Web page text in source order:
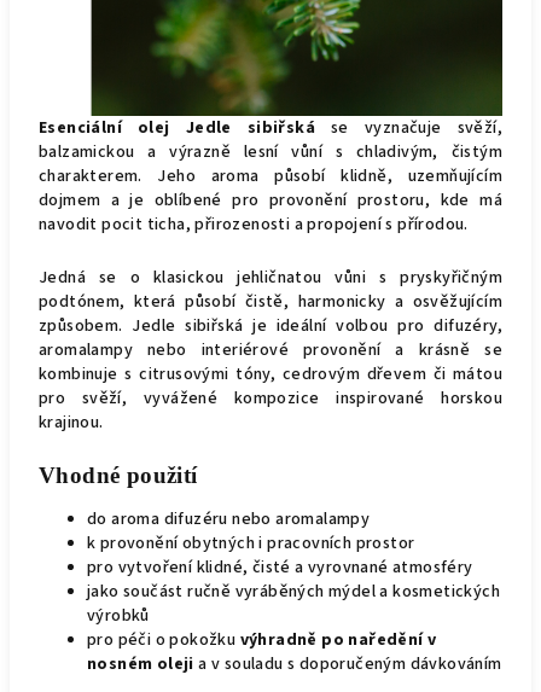
Esenciální olej Jedle sibiřská se vyznačuje svěží,
balzamickou a výrazně lesní vůní s chladivým, čistým
charakterem. Jeho aroma působí klidně, uzemňujícím
dojmem a je oblíbené pro provonění prostoru, kde má
navodit pocit ticha, přirozenosti a propojení s přírodou.
Jedná se o klasickou jehličnatou vůni s pryskyřičným
podtónem, která působí čistě, harmonicky a osvěžujícím
způsobem. Jedle sibiřská je ideální volbou pro difuzéry,
aromalampy nebo interiérové provonění a krásně se
kombinuje s citrusovými tóny, cedrovým dřevem či mátou
pro svěží, vyvážené kompozice inspirované horskou
krajinou.
Vhodné použití
do aroma difuzéru nebo aromalampy
k provonění obytných i pracovních prostor
pro vytvoření klidné, čisté a vyrovnané atmosféry
jako součást ručně vyráběných mýdel a kosmetických
výrobků
pro péči o pokožku výhradně po naředění v
nosném oleji a v souladu s doporučeným dávkováním